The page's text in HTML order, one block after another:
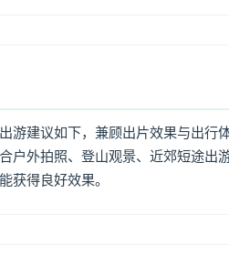
建议如下，兼顾出片效果与出行体
户外拍照、登山观景、近郊短途出
获得良好效果。